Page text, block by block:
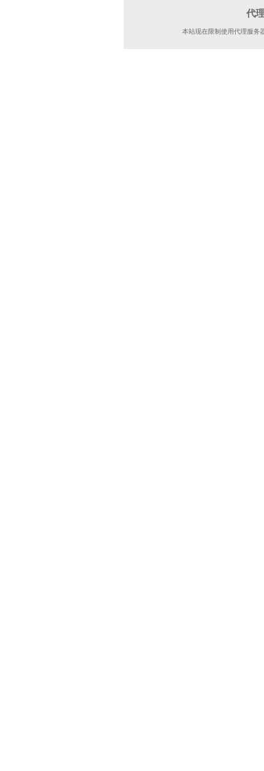
代
本站现在限制使用代理服务